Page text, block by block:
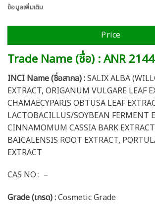
ข้อมูลเพิ่มเติม
Price
Trade Name (ชื่อ) : ANR 2144
INCI Name (ชื่อสากล) :SALIX ALBA
EXTRACT, ORIGANUM VULGARE LEAF
CHAMAECYPARIS OBTUSA LEAF
LACTOBACILLUS/SOYBEAN FERMENT
CINNAMOMUM CASSIA BARK
BAICALENSIS ROOT EXTRACT,
EXTRACT
CAS NO : –
Grade (เกรด) :Cosmetic Grade